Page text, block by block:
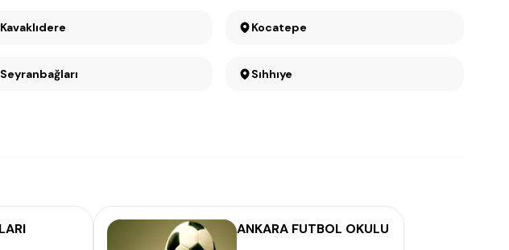
Kavaklıdere Kocatepe
Seyranbağları Sıhhıye
ANKARA FUTBOL OKULU